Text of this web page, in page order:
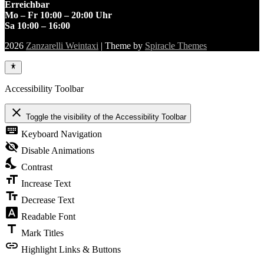
Erreichbar
Mo – Fr 10:00 – 20:00 Uhr
Sa 10:00 – 16:00
2026 Zanzarelli Weintaxi | Theme by Spiracle Themes
Accessibility Toolbar
close Toggle the visibility of the Accessibility Toolbar
keyboard Keyboard Navigation
visibility_off Disable Animations
nights_stay Contrast
format_size Increase Text
text_fields Decrease Text
font_download Readable Font
title Mark Titles
link Highlight Links & Buttons